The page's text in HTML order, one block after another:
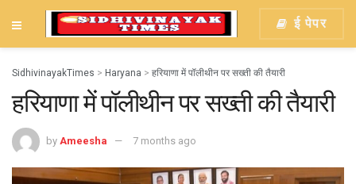
ई पेपर
SidhivinayakTimes > Haryana > हरियाणा में पॉलीथीन पर सख्ती की तैयारी
हरियाणा में पॉलीथीन पर सख्ती की तैयारी
by Ameesha 7 months ago